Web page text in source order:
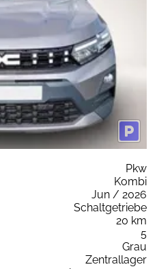
Pkw
Kombi
Jun / 2026
Schaltgetriebe
20 km
5
Grau
Zentrallager